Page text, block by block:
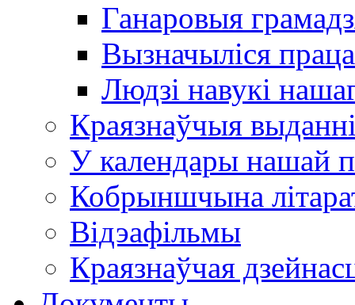
Ганаровыя
Вызначыліся
Людзі навукі
Краязнаўчыя
У календары нашай
Кобрыншчына
Відэафільмы
Краязнаўчая